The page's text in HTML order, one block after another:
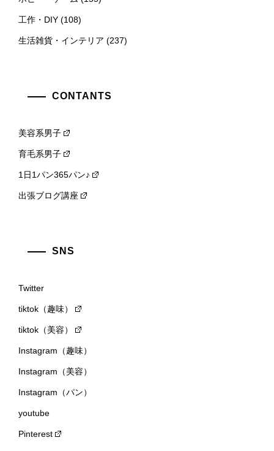
工作・DIY (108)
生活雑貨・インテリア (237)
CONTANTS
美容系男子
育毛系男子
1日1パン365パン♪
出張ブログ講座
SNS
Twitter
tiktok（趣味）
tiktok（美容）
Instagram（趣味）
Instagram（美容）
Instagram（パン）
youtube
Pinterest